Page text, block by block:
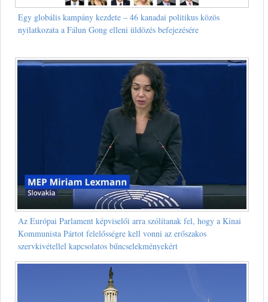
Egy globális kampány kezdete – 46 kanadai politikus közös
nyilatkozata a Fálun Gong elleni üldözés befejezésére
Az Európai Parlament képviselői arra szólítanak fel, hogy a Kínai
Kommunista Pártot felelősségre kell vonni az erőszakos
szervkivétellel kapcsolatos bűncselekményekért